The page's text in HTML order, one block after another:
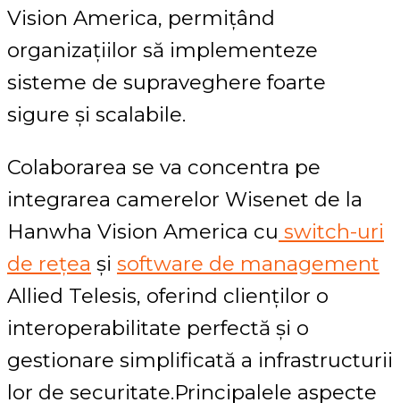
Vision America, permițând
organizațiilor să implementeze
sisteme de supraveghere foarte
sigure și scalabile.
Colaborarea se va concentra pe
integrarea camerelor Wisenet de la
Hanwha Vision America cu switch-uri
de rețea și software de management
Allied Telesis, oferind clienților o
interoperabilitate perfectă și o
gestionare simplificată a infrastructurii
lor de securitate.Principalele aspecte